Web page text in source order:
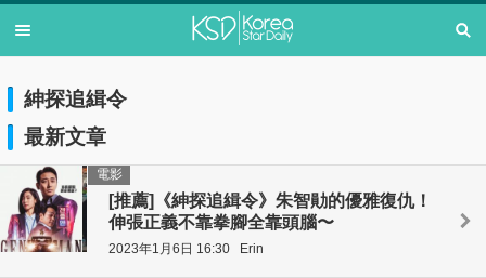
紳探追緝令
最新文章
[推薦]《紳探追緝令》朱智勛的優雅復仇！
伸張正義不靠拳腳全靠頭腦〜
電影
2023年1月6日 16:30 Erin